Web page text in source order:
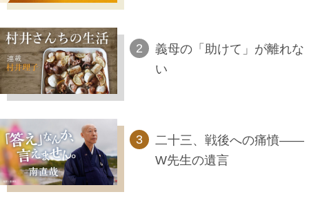
義母の「助けて」が離れな
い
二十三、戦後への痛憤――
W先生の遺言